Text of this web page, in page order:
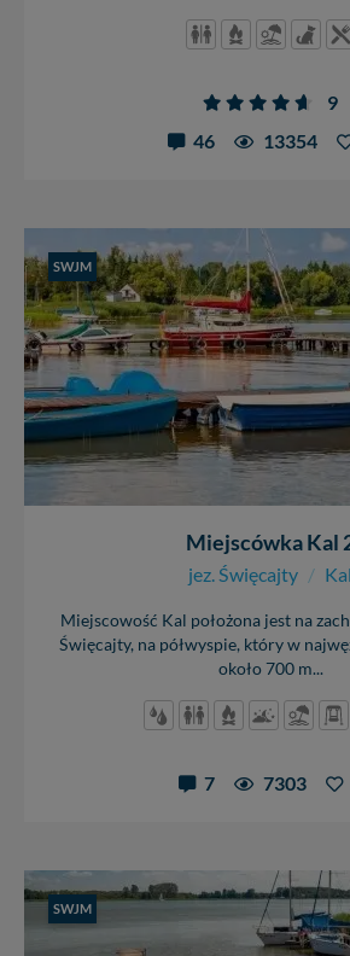
9
46
13354
SWJM
Miejscówka Kal
jez. Święcajty / Kal
Miejscowość Kal położona jest na
Święcajty, na półwyspie, który w
około 700 m...
7 7303
SWJM